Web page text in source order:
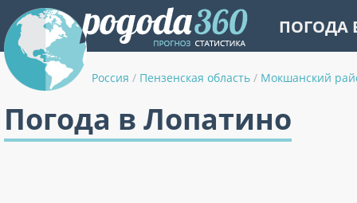
ПОГОДА
Россия / Пензенская область / Мокшанский
Погода в Лопатино